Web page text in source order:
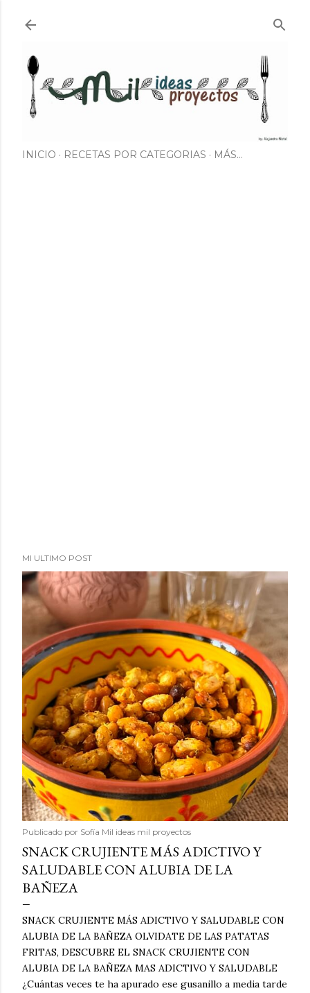
INICIO RECETAS POR CATEGORIAS MÁS…
MI ULTIMO POST
Publicado por Sofía Mil ideas mil proyectos
SNACK CRUJIENTE MÁS ADICTIVO Y
SALUDABLE CON ALUBIA DE LA
BAÑEZA
SNACK CRUJIENTE MÁS ADICTIVO Y SALUDABLE CON
ALUBIA DE LA BAÑEZA OLVIDATE DE LAS PATATAS
FRITAS, DESCUBRE EL SNACK CRUJIENTE CON
ALUBIA DE LA BAÑEZA MAS ADICTIVO Y SALUDABLE
¿Cuántas veces te ha apurado ese gusanillo a media tarde